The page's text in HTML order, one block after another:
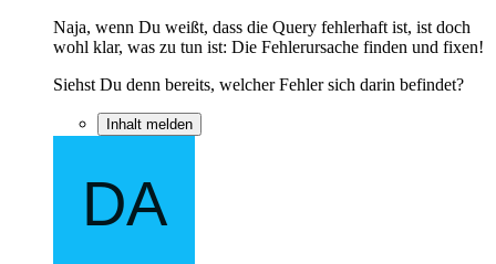
Naja, wenn Du weißt, dass die Query fehlerhaft ist, ist doch
wohl klar, was zu tun ist: Die Fehlerursache finden und fixen!
Siehst Du denn bereits, welcher Fehler sich darin befindet?
Inhalt melden